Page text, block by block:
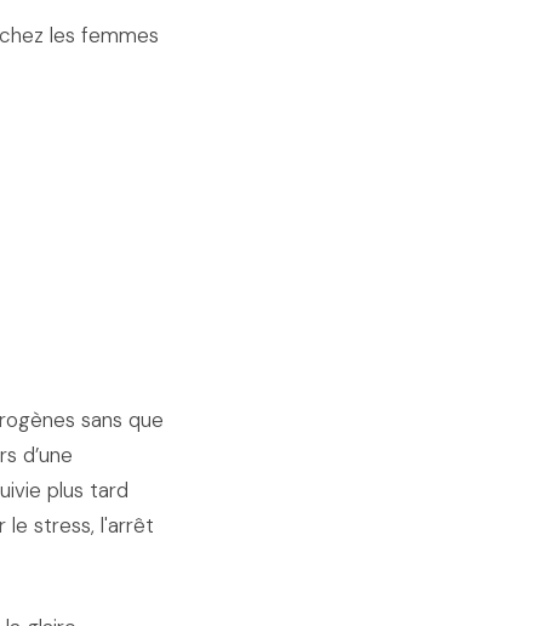
les femmes
sans que
d’une
plus tard
le stress, l'arrêt